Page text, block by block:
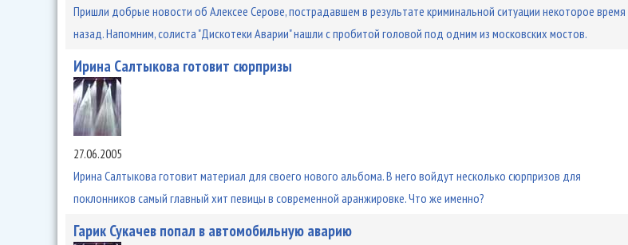
Пришли добрые новости об Алексее Серове, пострадавшем в результате криминальной ситуации некоторое время
назад. Напомним, солиста "Дискотеки Аварии" нашли с пробитой головой под одним из московских мостов.
Ирина Салтыкова готовит сюрпризы
27.06.2005
Ирина Салтыкова готовит материал для своего нового альбома. В него войдут несколько сюрпризов для
поклонников самый главный хит певицы в современной аранжировке. Что же именно?
Гарик Сукачев попал в автомобильную аварию